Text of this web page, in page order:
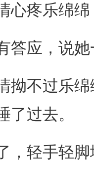
疼乐绵绵
应，说她
不过乐绵
了过去。
轻手轻脚